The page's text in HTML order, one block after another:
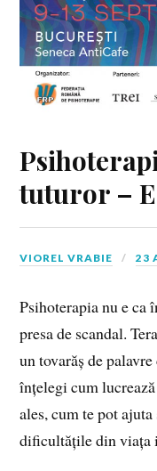
tuturor –
VIOREL VRABIE 23
Psihoterapia nu e
presa de scandal.
un tovarăș de
înțelegi cum
ales, cum te pot
dificultățile din